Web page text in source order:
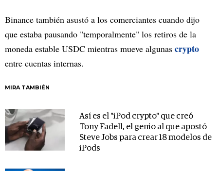
Binance también asustó a los comerciantes cuando dijo
que estaba pausando "temporalmente" los retiros de la
moneda estable USDC mientras mueve algunas crypto
entre cuentas internas.
MIRA TAMBIÉN
Así es el "iPod crypto" que creó
Tony Fadell, el genio al que apostó
Steve Jobs para crear 18 modelos de
iPods